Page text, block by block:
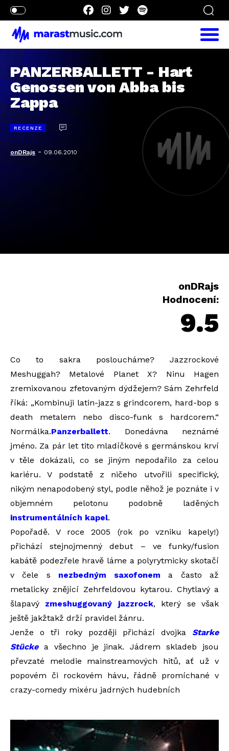
PANZERBALLETT - Hart
Genossen von Abba bis
Zappa
RECENZE
onDRajs - 09.06.2010
onDRajs
Hodnocení:
9.5
Co to sakra posloucháme? Jazzrockové
Meshuggah? Metalové Planet X? Ninu Hagen
zremixovanou zfetovaným dýdžejem? Sám Zehrfeld
říká: „Kombinuji latin-jazz s grindcorem, hard-bop s
death metalem nebo disco-funk s hardcorem.“
Normálka.Panzerballett. Donedávna neznámé
jméno. Za pár let tito mladíčkové s germánskou krví
v těle dokázali, co se jiným nepodařilo za celou
kariéru. V podstatě z ničeho utvořili specifický,
nikým nenapodobený styl, podle něhož je poznáte i v
objemném pelotonu podobně laděných
instrumentálních kapel.
Popořadě. V roce 2005 (rok po vzniku kapely!)
přichází stejnojmenný debut – ve funky/fusion
kabátě podezřele hravě láme a polyrytmicky skotačí
v čele s nezbedným saxofonem a často až
metalicky znějící Zehrfeldovou kytarou. Chytlavý a
šlapavý zmeshuggovaný jazzrock, který se však
ještě jakžtakž drží pravidel žánru.
Jenže o tři roky později přichází dvojka Starke
Stückea všechno je jinak. Jádrem skladeb jsou
převzaté melodie mainstreamových hitů, ať už v
popovém či rockovém hávu, řádně promíchané v
crazy-comedy mixéru jadrných hudebních